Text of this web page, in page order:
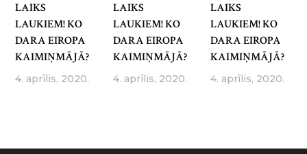
LAIKS
LAUKIEM! KO
DARA EIROPA
KAIMIŅMĀJĀ?
4. aprīlis, 2020.
LAIKS
LAUKIEM! KO
DARA EIROPA
KAIMIŅMĀJĀ?
4. aprīlis, 2020.
LAIKS
LAUKIEM! KO
DARA EIROPA
KAIMIŅMĀJĀ?
4. aprīlis, 2020.